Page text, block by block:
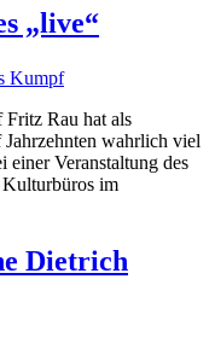
„live“
Kumpf
Fritz Rau hat als
wahrlich viel
einer Veranstaltung des
Kulturbüros im
Dietrich